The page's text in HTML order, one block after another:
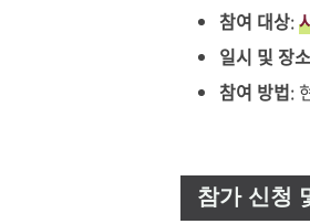
참여 대상:
일시 및 장소
참여 방법:
참가 신청